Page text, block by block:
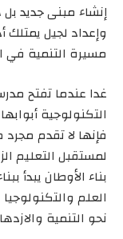
إنشاء مبنى جديد
وإعداد لجيل
مسيرة التنمية في
غدا عندما تفتح
التكنولوجية
فإنها لا تقدم
لمستقبل التعليم
بناء الأوطان يبدأ
العلم
نحو التنمية